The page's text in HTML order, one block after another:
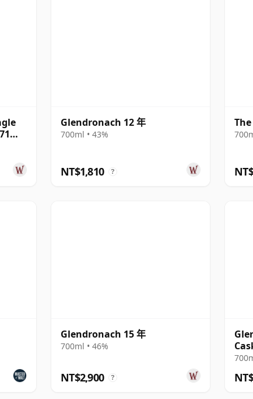
Glendronach 12 年
700ml • 43%
NT$1,810 ?
Glendronach 15 年
700ml • 46%
NT$2,900 ?